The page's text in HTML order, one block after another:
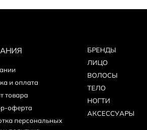
и оплата
товара
оферта
персональных
БPEНДЫ
ЛИЦО
ВОЛОСЫ
ТЕЛО
НОГТИ
АКСЕССУАРЫ